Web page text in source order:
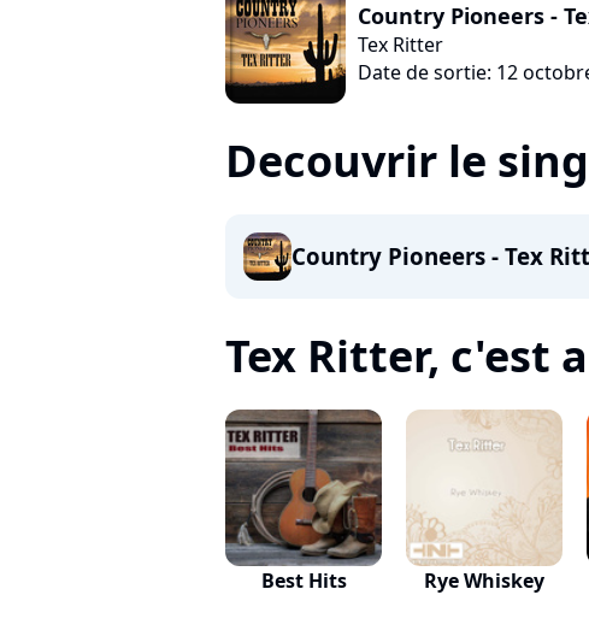
Country Pioneers -
Tex Ritter
Date de sortie: 12
Decouvrir le
Country Pioneers - Tex
Tex Ritter, c'est
Best Hits Rye Whiskey